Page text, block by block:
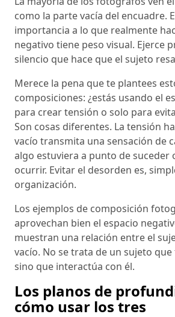
como la parte vacía del encuadre.
importancia a lo que realmente
negativo tiene peso visual. Ejerce
silencio que hace que el sujeto
Merece la pena que te plantees
composiciones: ¿estás usando el
para crear tensión o solo para
Son cosas diferentes. La tensión
vacío transmita una sensación de
algo estuviera a punto de suceder
ocurrir. Evitar el desorden es,
organización.
Los ejemplos de composición
aprovechan bien el espacio
muestran una relación entre el
vacío. No se trata de un sujeto
sino que interactúa con él.
Los planos de
cómo usar los tres